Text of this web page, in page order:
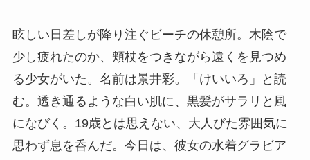
眩しい日差しが降り注ぐビーチの休憩所。木陰で
少し疲れたのか、頬杖をつきながら遠くを見つめ
る少女がいた。名前は景井彩。「けいいろ」と読
む。透き通るような白い肌に、黒髪がサラリと風
になびく。19歳とは思えない、大人びた雰囲気に
思わず息を呑んだ。今日は、彼女の水着グラビア